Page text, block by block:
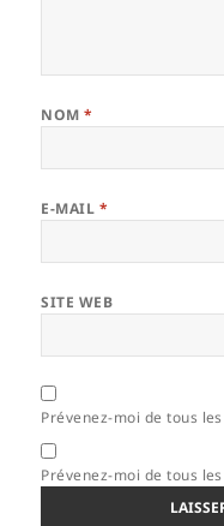
NOM*
E-MAIL *
SITE WEB
Prévenez-moi de tous
Prévenez-moi de tous